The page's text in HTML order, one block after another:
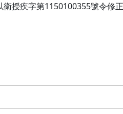
授疾字第1150100355號令修